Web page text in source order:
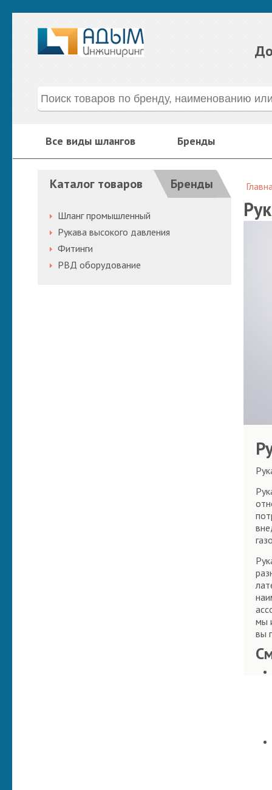
Все виды шлангов Бренды
Каталог товаров Бренды
Шланг промышленный
Рукава высокого давления
Фитинги
РВД оборудование
мы
вы